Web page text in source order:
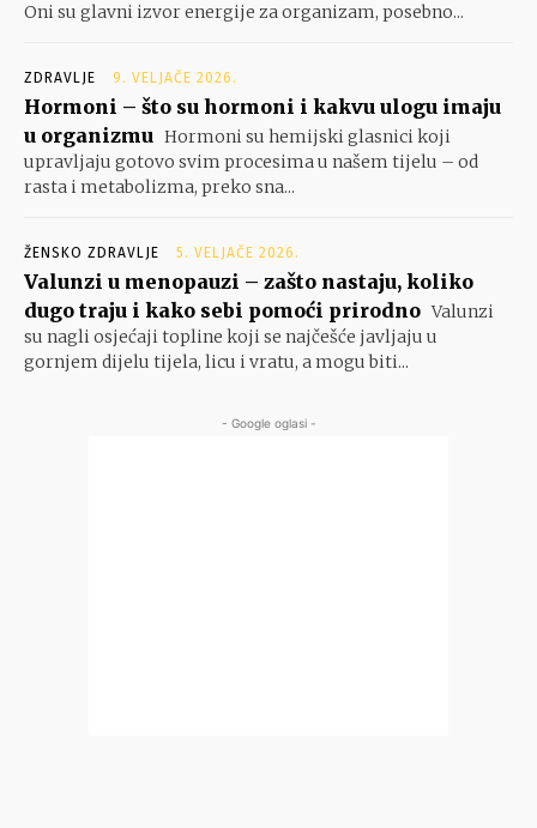
Oni su glavni izvor energije za organizam, posebno...
ZDRAVLJE 9. VELJAČE 2026.
Hormoni – što su hormoni i kakvu ulogu imaju
u organizmu Hormoni su hemijski glasnici koji
upravljaju gotovo svim procesima u našem tijelu – od
rasta i metabolizma, preko sna...
ŽENSKO ZDRAVLJE 5. VELJAČE 2026.
Valunzi u menopauzi – zašto nastaju, koliko
dugo traju i kako sebi pomoći prirodno Valunzi
su nagli osjećaji topline koji se najčešće javljaju u
gornjem dijelu tijela, licu i vratu, a mogu biti...
- Google oglasi -